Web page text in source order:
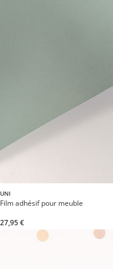
UNI
Film adhésif pour meuble
27,95 €